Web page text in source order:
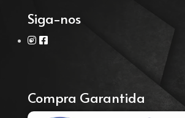
Siga-nos
Compra Garantida